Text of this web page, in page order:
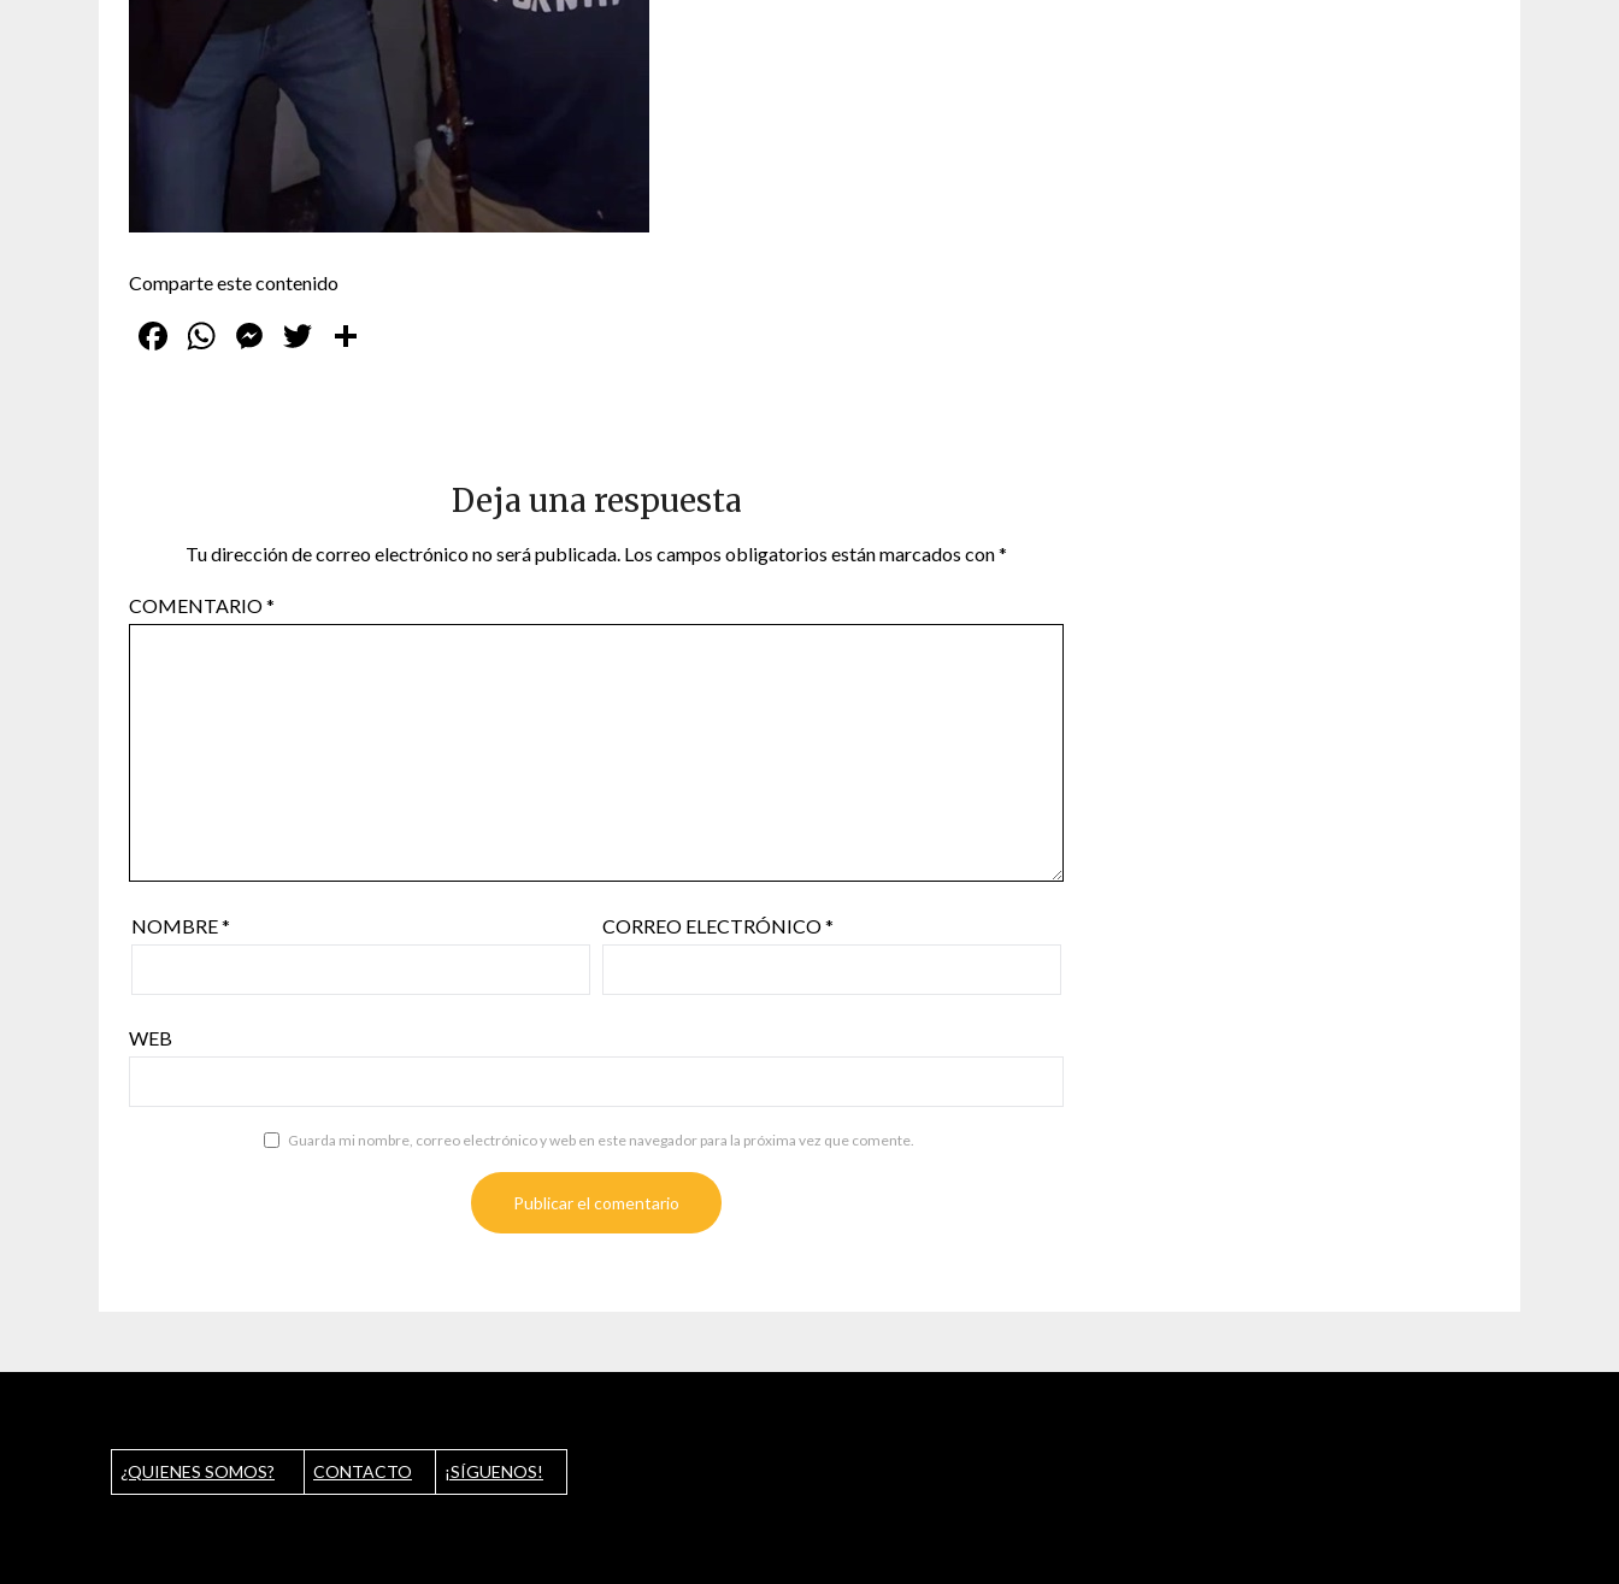
Comparte este contenido
Facebook
WhatsApp
Messenger
Twitter
Deja una respuesta
Tu dirección de correo electrónico no será publicada. Los campos obligatorios están marcados con*
COMENTARIO*
NOMBRE* CORREO ELECTRÓNICO*
WEB
Guarda mi nombre, correo electrónico y web en este navegador para la próxima vez que comente.
¿QUIENES SOMOS? CONTACTO ¡SÍGUENOS!